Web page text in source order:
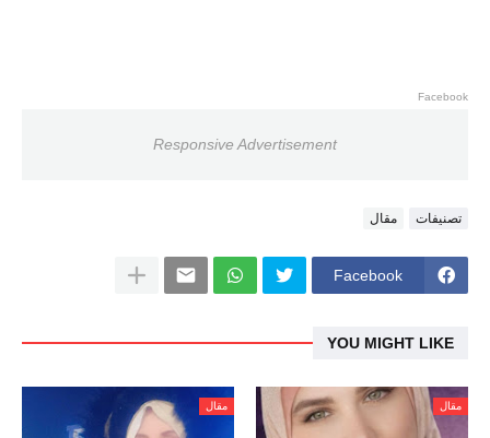
Facebook
Responsive Advertisement
تصنيفات مقال
Facebook
YOU MIGHT LIKE
مقال مقال